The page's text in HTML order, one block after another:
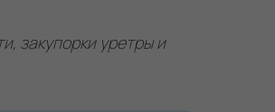
закупорки уретры и